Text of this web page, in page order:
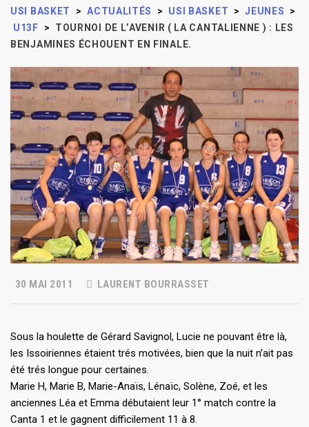
USI BASKET > ACTUALITÉS > USI BASKET > JEUNES
>
U13F
>
TOURNOI DE L’AVENIR ( LA CANTALIENNE ) : LES
BENJAMINES ÉCHOUENT EN FINALE.
30 MAI 2011 LAURENT BOURRASSET
Sous la houlette de Gérard Savignol, Lucie ne pouvant être là,
les Issoiriennes étaient trés motivées, bien que la nuit n’ait pas
été trés longue pour certaines.
Marie H, Marie B, Marie-Anaïs, Lénaïc, Solène, Zoé, et les
anciennes Léa et Emma débutaient leur 1° match contre la
Canta 1 et le gagnent difficilement 11 à 8.